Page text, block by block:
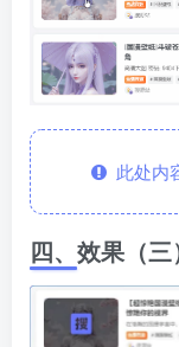
此处内
四、效果（三